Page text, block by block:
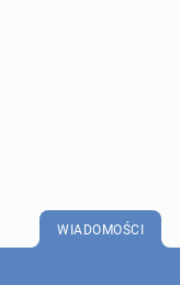
WIADOMOŚCI